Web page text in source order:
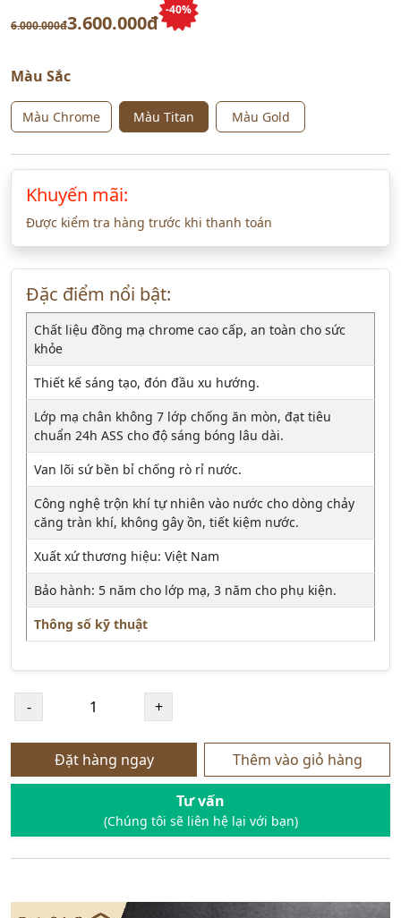
Màu Sắc
Màu Chrome Màu Titan Màu Gold
6.000.000đ3.600.000đ
-40%
Khuyến mãi:
Được kiểm tra hàng trước khi thanh toán
Đặc điểm nổi bật:
Chất liệu đồng mạ chrome cao cấp, an toàn cho sức
khỏe
Thiết kế sáng tạo, đón đầu xu hướng.
Lớp mạ chân không 7 lớp chống ăn mòn, đạt tiêu
chuẩn 24h ASS cho độ sáng bóng lâu dài.
Van lõi sứ bền bỉ chống rò rỉ nước.
Công nghệ trộn khí tự nhiên vào nước cho dòng chảy
căng tràn khí, không gây ồn, tiết kiệm nước.
Xuất xứ thương hiệu: Việt Nam
Bảo hành: 5 năm cho lớp mạ, 3 năm cho phụ kiện.
Thông số kỹ thuật
Đặt hàng ngay Thêm vào giỏ hàng
Tư vấn
(Chúng tôi sẽ liên hệ lại với bạn)